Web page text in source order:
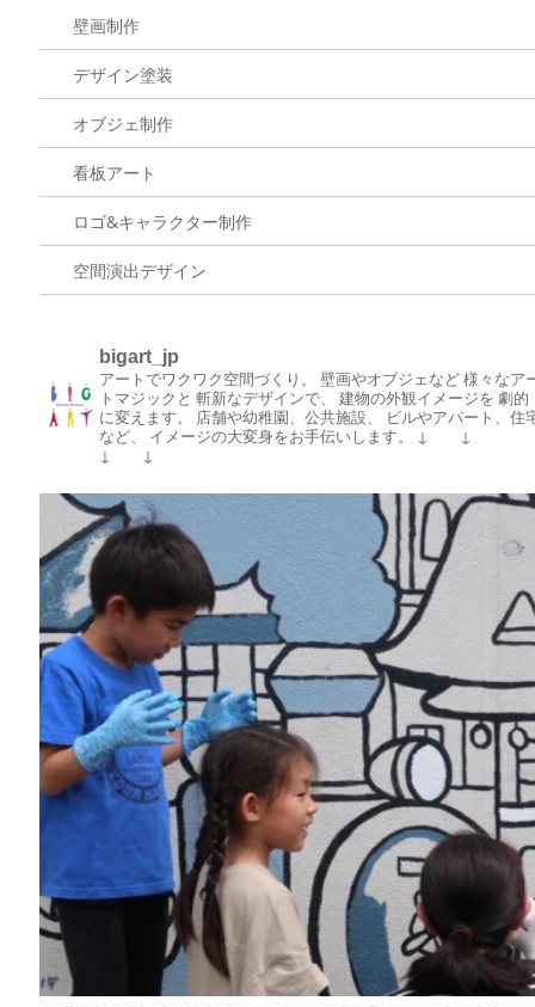
壁画制作
デザイン塗装
オブジェ制作
看板アート
ロゴ&キャラクター制作
空間演出デザイン
bigart_jp
アートでワクワク空間づくり。 壁画やオブジェなど様々なア
トマジックと 斬新なデザインで、 建物の外観イメージを 劇的
に変えます。
店舗や幼稚園、公共施設、
ビルやアパート、住
など、
イメージの大変身をお手伝いします。
↓ ↓
↓ ↓